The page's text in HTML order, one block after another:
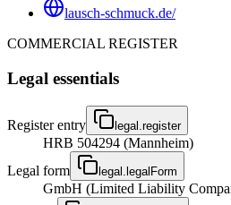
lausch-schmuck.de/
COMMERCIAL REGISTER
Legal essentials
Register entry legal.register
HRB 504294 (Mannheim)
Legal form
legal.legalForm
GmbH (Limited Liability